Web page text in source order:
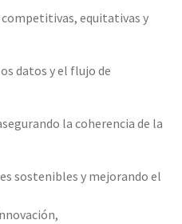
equitativas y
datos y el flujo de
la coherencia de la
sostenibles y mejorando el